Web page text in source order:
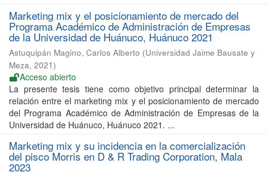
Marketing mix y el posicionamiento de mercado del
Programa Académico de Administración de Empresas
de la Universidad de Huánuco, Huánuco 2021
Astuquipán Magino, Carlos Alberto (Universidad Jaime Bausate y
Meza, 2021)
Acceso abierto
La presente tesis tiene como objetivo principal determinar la
relación entre el marketing mix y el posicionamiento de mercado
del Programa Académico de Administración de Empresas de la
Universidad de Huánuco, Huánuco 2021. ...
Marketing mix y su incidencia en la comercialización
del pisco Morris en D & R Trading Corporation, Mala
2023